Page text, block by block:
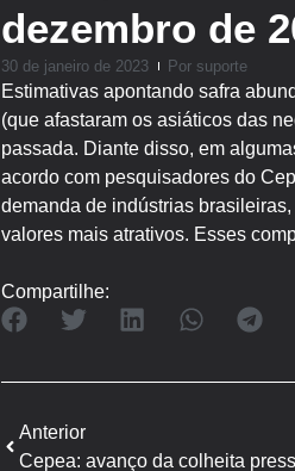
dezembro de
30 de janeiro de 2023 Por suporte
Estimativas apontando safra
(que afastaram os asiáticos das
passada. Diante disso, em
acordo com pesquisadores do
demanda de indústrias
valores mais atrativos. Esses
Compartilhe:
Anterior